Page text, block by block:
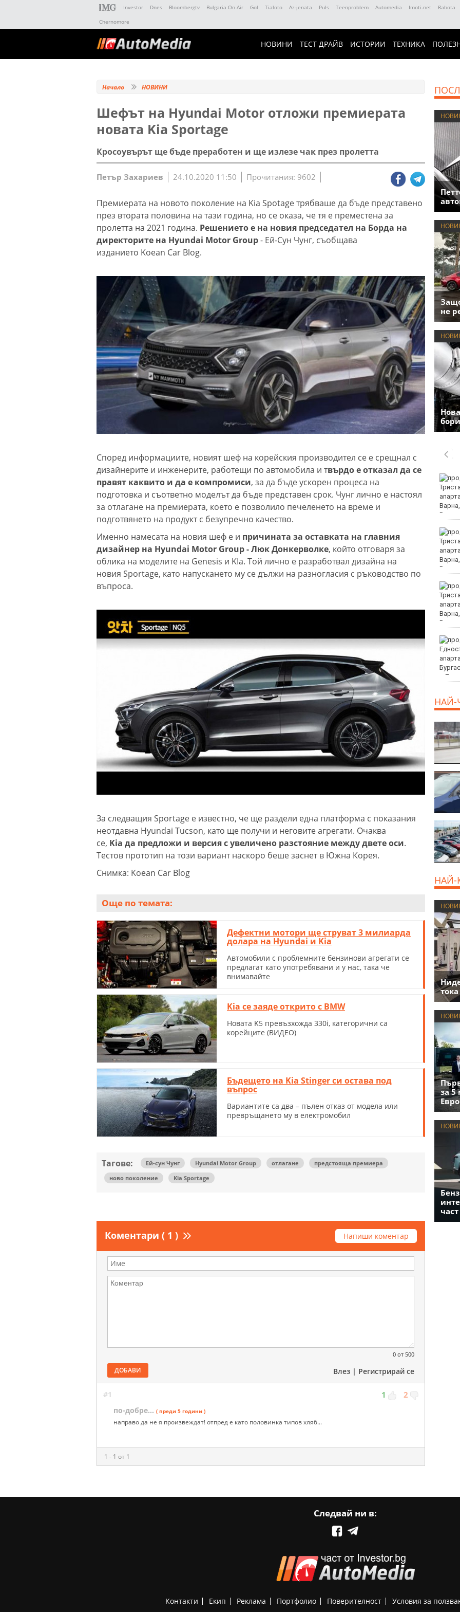
Investor Dnes Bloombergtv Bulgaria On Air Gol Tialoto Az-jenata Puls Teenproblem Automedia Imoti.net Rabota
Chernomore
НОВИНИ ТЕСТ ДРАЙВ ИСТОРИИ ТЕХНИКА
Начало НОВИНИ
Шефът на Hyundai Motor отложи премиерата
новата Kia Sportage
Кросоувърът ще бъде преработен и ще излезе чак през пролетта
Петър Захариев 24.10.2020 11:50 Прочитания: 9602
Премиерата на новото поколение на Kia Spotage трябваше да бъде представено
през втората половина на тази година, но се оказа, че тя е преместена за
пролетта на 2021 година. Решението е на новия председател на Борда на
директорите на Hyundai Motor Group- Ей-Сун Чунг, съобщава
изданието Koean Car Blog.
Според информациите, новият шеф на корейския производител се е срещнал с
дизайнерите и инженерите, работещи по автомобила и твърдо е отказал да се
правят каквито и да е компромиси, за да бъде ускорен процеса на
подготовка и съответно моделът да бъде представен срок. Чунг лично е настоял
за отлагане на премиерата, което е позволило печеленето на време и
подготвянето на продукт с безупречно качество.
Именно намесата на новия шеф е и причината за оставката на главния
дизайнер на Hyundai Motor Group - Люк Донкерволке, който отговаря за
облика на моделите на Genesis и KIa. Той лично е разработвал дизайна на
новия Sportage, като напускането му се дължи на разногласия с ръководство по
въпроса.
За следващия Sportage е известно, че ще раздели една платформа с показания
неотдавна Hyundai Tucson, като ще получи и неговите агрегати. Очаква
се, Kia да предложи и версия с увеличено разстояние между двете оси.
Тестов прототип на този вариант наскоро беше заснет в Южна Корея.
Снимка: Koean Car Blog
Още по темата:
Дефектни мотори ще струват 3 милиарда
долара на Hyundai и Kia
Автомобили с проблемните бензинови агрегати се
предлагат като употребявани и у нас, така че
внимавайте
Kia се заяде открито с BMW
Новата K5 превъзхожда 330i, категорични са
корейците (ВИДЕО)
Бъдещето на Kia Stinger си остава под
въпрос
Вариантите са два – пълен отказ от модела или
превръщането му в електромобил
Тагове: Ей-сун Чунг Hyundai Motor Group отлагане
предстояща премиера
ново поколение
Kia Sportage
Коментари ( 1 ) Напиши коментар
0 от 500
ДОБАВИ Влез | Регистрирай се
#1 1 2
по-добре... ( преди 5 години )
направо да не я произвеждат! отпред е като половинка типов хляб...
1 - 1 от 1
не
паднали дървета днес
във Варна
сънародник на Слънчев
бряг
Какво ще бъде времето
в понеделник?
EUR
НАЙ-
НАЙ-
за 5
част
Следвай ни в:
Контакти Екип Реклама Портфолио Поверителност Условия за